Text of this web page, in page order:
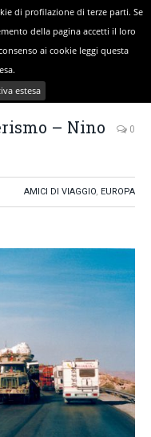
– Nino
0
AMICI DI VIAGGIO, EUROPA
di profilazione di terze parti. Se
della pagina accetti il loro
ai cookie leggi questa
estesa